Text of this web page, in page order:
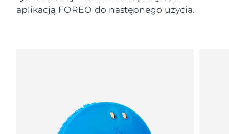
aplikacją FOREO do następnego użycia.
Oczekiwany czas dostawy